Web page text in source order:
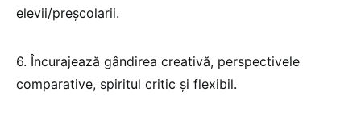
elevii/preșcolarii.
6. Încurajează gândirea creativă, perspectivele
comparative, spiritul critic și flexibil.